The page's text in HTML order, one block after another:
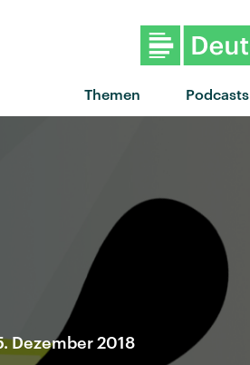
Themen Podcasts
Dezember 2018